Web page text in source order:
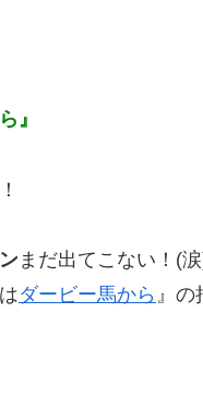
』
まだ出てこない！(
ダービー馬から 』の